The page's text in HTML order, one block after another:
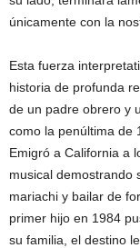
únicamente con la
Esta fuerza
historia de profunda
de un padre obrero y
como la penúltima de
Emigró a California a
musical demostrando
mariachi y bailar de
primer hijo en 1984
su familia, el destino